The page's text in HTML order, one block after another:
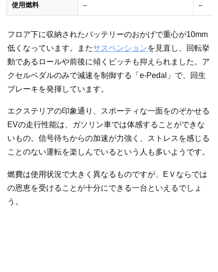
使用燃料 – –
フロア下に収納されたバッテリーのおかげで重心が10mm
低くなっています。またサスペンションを見直し、回転挙
動であるロールや前後に傾くピッチも抑えられました。ア
クセルペダルのみで減速を制御する「e-Pedal」で、回生
ブレーキを発揮しています。
エクステリアの印象通り、スポーティな一面をのぞかせる
EVの走行性能は、ガソリン車では体感することができな
いもの。信号待ちからの加速が力強く、ストレスを感じる
ことのない運転を楽しんでいるという人も多いようです。
燃費は使用状況で大きく異なるものですが、EＶならでは
の恩恵を受けることが十分にできる一台といえるでしょ
う。